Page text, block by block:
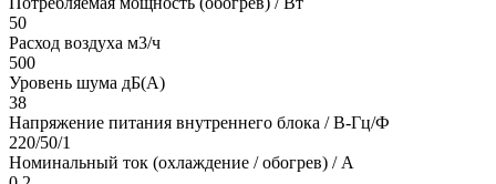
50
Расход воздуха м3/ч
500
Уровень шума дБ(А)
38
Напряжение питания внутреннего блока / В-Гц/Ф
220/50/1
Номинальный ток (охлаждение / обогрев) / A